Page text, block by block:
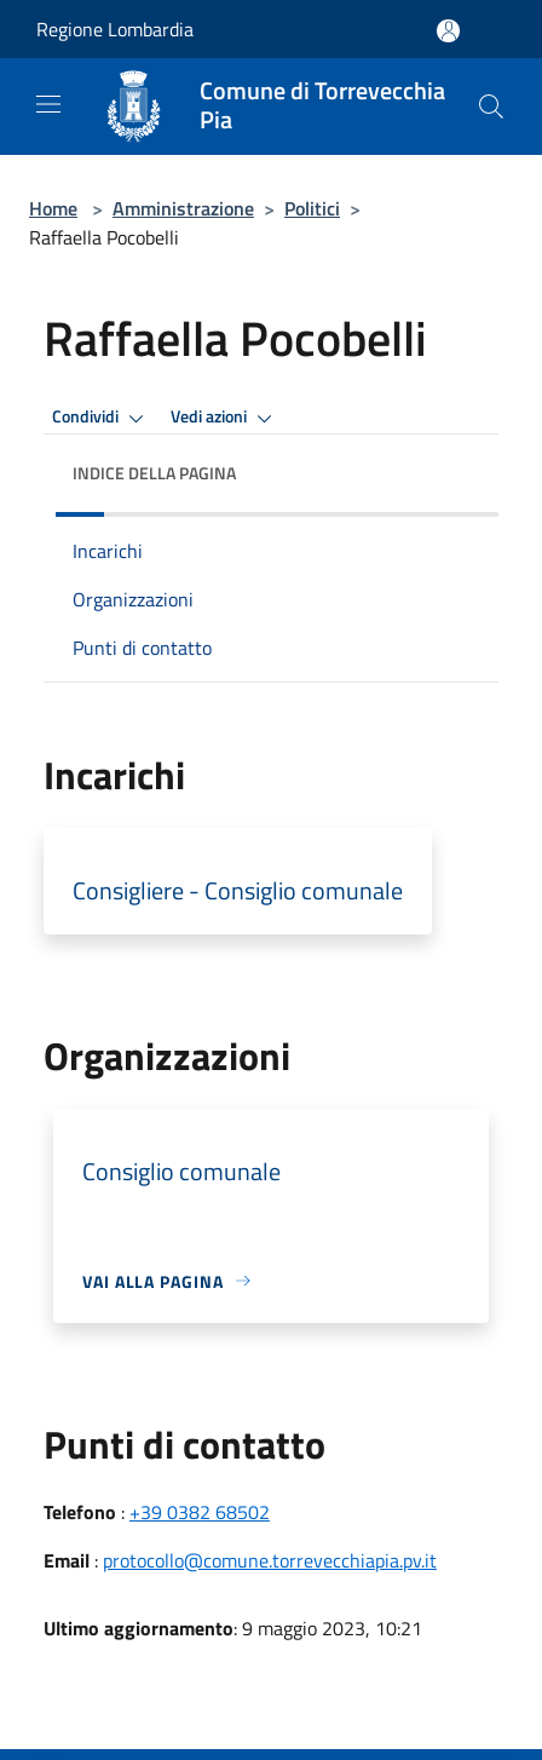
Regione Lombardia
Comune di Torrevecchia
Pia
Home > Amministrazione > Politici >
Raffaella Pocobelli
Raffaella Pocobelli
Condividi Vedi azioni
INDICE DELLA PAGINA
Incarichi
Organizzazioni
Punti di contatto
Incarichi
Consigliere - Consiglio comunale
Organizzazioni
Consiglio comunale
VAI ALLA PAGINA
Punti di contatto
Telefono : +39 0382 68502
Email : protocollo@comune.torrevecchiapia.pv.it
Ultimo aggiornamento: 9 maggio 2023, 10:21